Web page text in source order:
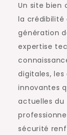
Un site bien
la crédibilité
génération
expertise
digitales,
innovantes
actuelles du
sécurité